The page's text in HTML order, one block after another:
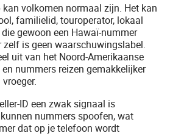
kan volkomen normaal zijn. Het kan
familielid, touroperator, lokaal
gewoon een Hawaï-nummer
zelf is geen waarschuwingslabel.
uit van het Noord-Amerikaanse
nummers reizen gemakkelijker
ID een zwak signaal is
nummers spoofen, wat
dat op je telefoon wordt